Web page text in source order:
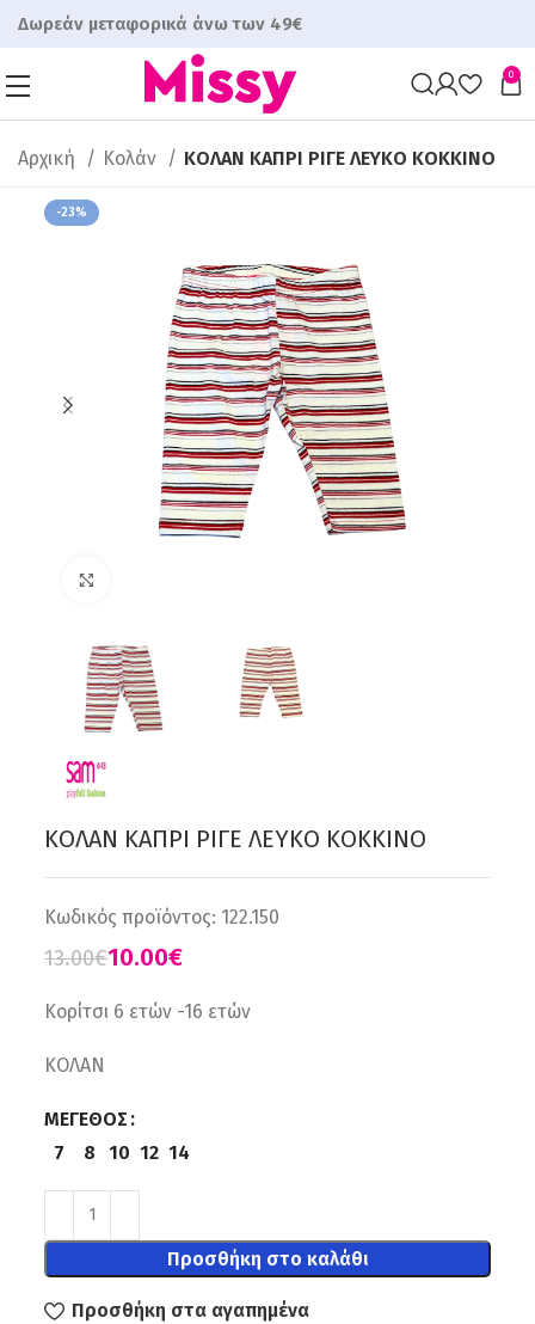
Δωρεάν μεταφορικά άνω των 49€
0
Αρχική Κολάν ΚΟΛΑΝ ΚΑΠΡΙ ΡΙΓΕ ΛΕΥΚΟ ΚΟΚΚΙΝΟ
-23%
ΚΟΛΑΝ ΚΑΠΡΙ ΡΙΓΕ ΛΕΥΚΟ ΚΟΚΚΙΝΟ
Κωδικός προϊόντος: 122.150
13.00€10.00€
Κορίτσι 6 ετών -16 ετών
ΚΟΛΑΝ
ΜΈΓΕΘΟΣ
7
8 10 12 14
Προσθήκη στο καλάθι
Προσθήκη στα αγαπημένα